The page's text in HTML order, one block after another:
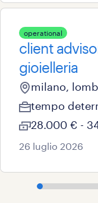
operational
client
gioielleria
milano,
tempo
28.000 € -
26 luglio 2026